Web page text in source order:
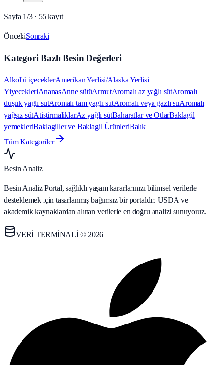
Sayfa 1/3· 55 kayıt
ÖncekiSonraki
Kategori Bazlı Besin Değerleri
Alkollü içeceklerAmerikan Yerlisi/Alaska Yerlisi
YiyecekleriAnanasAnne sütüArmutAromalı az yağlı sütAromalı
düşük yağlı sütAromalı tam yağlı sütAromalı veya gazlı suAromalı
yağsız sütAtistirmaliklarAz yağlı sütBaharatlar ve OtlarBaklagil
yemekleriBaklagiller ve Baklagil ÜrünleriBalık
Tüm Kategoriler
Besin Analiz
Besin Analiz Portal, sağlıklı yaşam kararlarınızı bilimsel verilerle
desteklemek için tasarlanmış bağımsız bir portaldır. USDA ve
akademik kaynaklardan alınan verilerle en doğru analizi sunuyoruz.
VERİ TERMİNALİ © 2026